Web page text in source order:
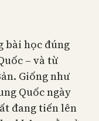
bài học đúng
– và từ
Giống như
Quốc ngày
đang tiến lên